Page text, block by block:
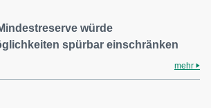
würde
spürbar einschränken
mehr